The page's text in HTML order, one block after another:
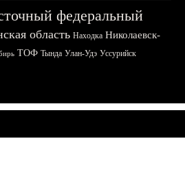
федеральный
область Находка Николаевск-
ТОФ Тында Улан-Удэ Уссурийск